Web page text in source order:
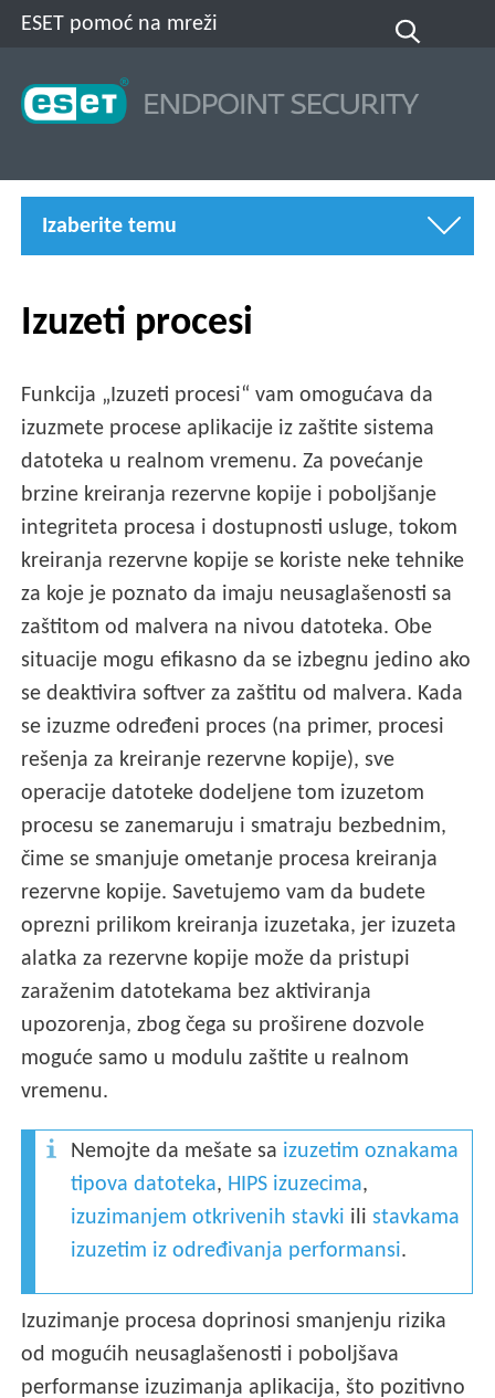
ESET pomoć na mreži
Izaberite temu
Izuzeti procesi
Funkcija „Izuzeti procesi“ vam omogućava da
izuzmete procese aplikacije iz zaštite sistema
datoteka u realnom vremenu. Za povećanje
brzine kreiranja rezervne kopije i poboljšanje
integriteta procesa i dostupnosti usluge, tokom
kreiranja rezervne kopije se koriste neke tehnike
za koje je poznato da imaju neusaglašenosti sa
zaštitom od malvera na nivou datoteka. Obe
situacije mogu efikasno da se izbegnu jedino ako
se deaktivira softver za zaštitu od malvera. Kada
se izuzme određeni proces (na primer, procesi
rešenja za kreiranje rezervne kopije), sve
operacije datoteke dodeljene tom izuzetom
procesu se zanemaruju i smatraju bezbednim,
čime se smanjuje ometanje procesa kreiranja
rezervne kopije. Savetujemo vam da budete
oprezni prilikom kreiranja izuzetaka, jer izuzeta
alatka za rezervne kopije može da pristupi
zaraženim datotekama bez aktiviranja
upozorenja, zbog čega su proširene dozvole
moguće samo u modulu zaštite u realnom
vremenu.
Nemojte da mešate sa izuzetim oznakama
tipova datoteka, HIPS izuzecima,
izuzimanjem otkrivenih stavki ilistavkama
izuzetim iz određivanja performansi.
Izuzimanje procesa doprinosi smanjenju rizika
od mogućih neusaglašenosti i poboljšava
performanse izuzimanja aplikacija, što pozitivno